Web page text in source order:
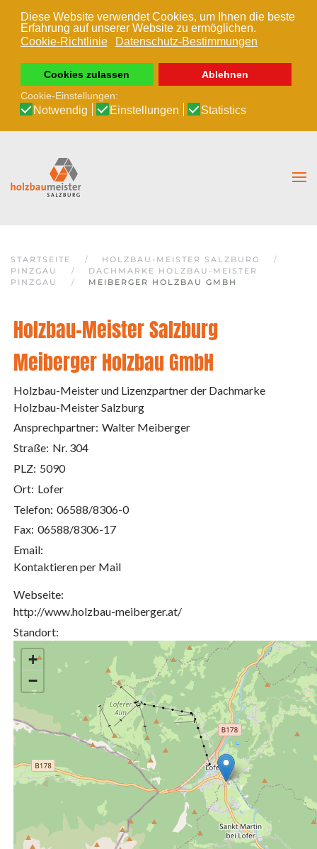
Diese Website verwendet Cookies, um Ihnen die beste
Erfahrung auf unserer Website zu ermöglichen.
Cookie-Richtlinie
Datenschutz-Bestimmungen
Cookies zulassen
Ablehnen
Cookie-Einstellungen:
Notwendig Einstellungen Statistics
Zum Hauptinhalt springen
STARTSEITE
HOLZBAU-MEISTER SALZBURG
PINZGAU
DACHMARKE HOLZBAU-MEISTER
PINZGAU
MEIBERGER HOLZBAU GMBH
Holzbau-Meister Salzburg
Meiberger Holzbau GmbH
Holzbau-Meister und Lizenzpartner der Dachmarke
Holzbau-Meister Salzburg
Ansprechpartner: Walter Meiberger
Straße: Nr. 304
PLZ: 5090
Ort: Lofer
Telefon: 06588/8306-0
Fax: 06588/8306-17
Email:
Kontaktieren per Mail
Webseite:
http://www.holzbau-meiberger.at/
Standort:
+
−